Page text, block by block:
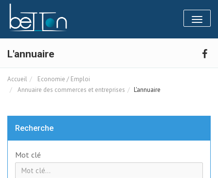
Toggle
L'annuaire
Accueil
Economie / Emploi
Annuaire des commerces et entreprises
L'annuaire
Recherche
Mot clé
Panneau de gestion des cookies